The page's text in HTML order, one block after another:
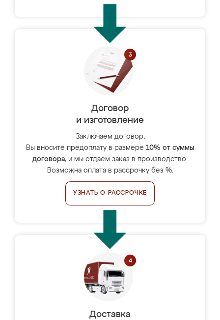
Договор
и изготовление
Заключаем договор,
Вы вносите предоплату в размере 10% от суммы
договора, и мы отдаём заказ в производство.
Возможна оплата в рассрочку без %.
УЗНАТЬ О РАССРОЧКЕ
Доставка